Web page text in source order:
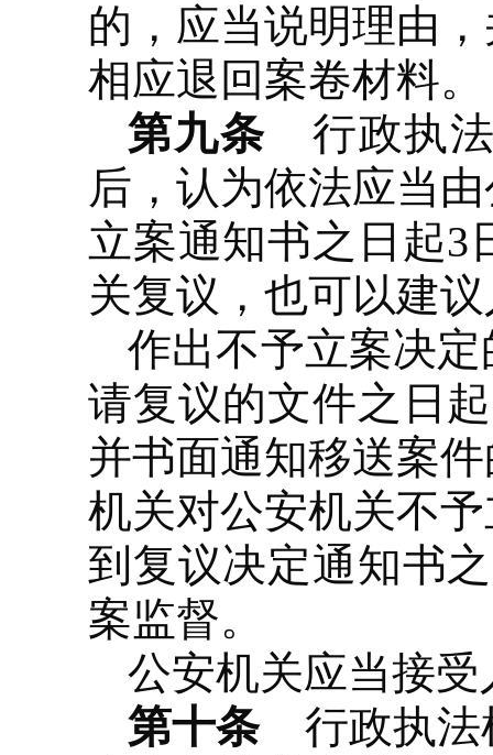
的，应当说明理由
相应退回案卷材料。
第九条 行政执法
后，认为依法应当
立案通知书之日起3
关复议，也可以建
作出不予立案决
请复议的文件之日
并书面通知移送案
机关对公安机关不
到复议决定通知书
案监督。
公安机关应当接
第十条行政执法